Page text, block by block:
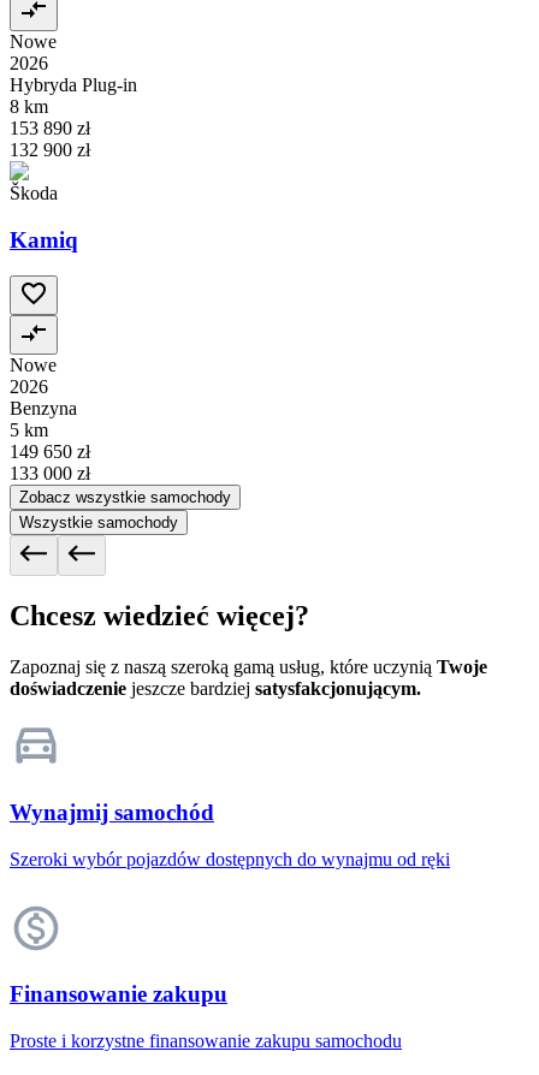
Nowe
2026
Hybryda Plug-in
8 km
153 890 zł
132 900 zł
Škoda
Kamiq
Nowe
2026
Benzyna
5 km
149 650 zł
133 000 zł
Zobacz wszystkie samochody
Wszystkie samochody
Chcesz wiedzieć więcej?
Zapoznaj się z naszą szeroką gamą usług, które uczynią Twoje
doświadczenie jeszcze bardziej satysfakcjonującym.
Wynajmij samochód
Szeroki wybór pojazdów dostępnych do wynajmu od ręki
Finansowanie zakupu
Proste i korzystne finansowanie zakupu samochodu